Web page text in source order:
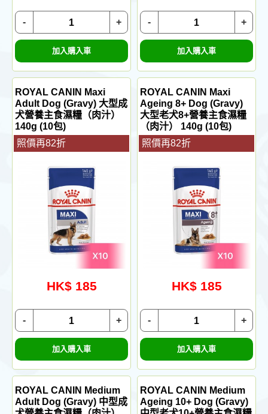
+
-
加入購入車
+
-
加入購入車
ROYAL CANIN Maxi
Adult Dog (Gravy) 大型成
犬營養主食濕糧（肉汁）
140g (10包)
照價再82折
HK$ 185
+
-
加入購入車
ROYAL CANIN Maxi
Ageing 8+ Dog (Gravy)
大型老犬8+營養主食濕糧
（肉汁） 140g (10包)
照價再82折
HK$ 185
+
-
加入購入車
ROYAL CANIN Medium
Adult Dog (Gravy) 中型成
ROYAL CANIN Medium
Ageing 10+ Dog (Gravy)